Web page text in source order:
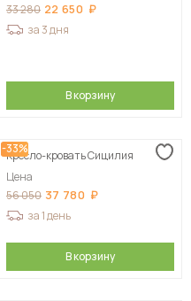
33 280 22 650
за 3 дня
В корзину
-33%
Кресло-кровать Сицилия
Цена
56 050 37 780
за 1 день
В корзину